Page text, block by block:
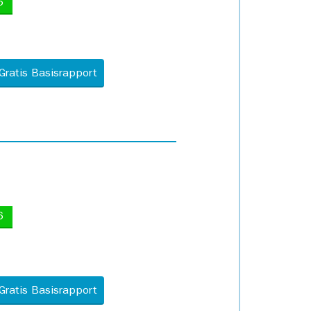
Basisrapport
Basisrapport